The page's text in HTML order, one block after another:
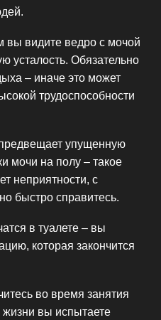
вы видите ведро с мочой
усталость. Обязательно
– иначе это может
трудоспособности
упущенную
мочи на полу – такое
неприятности, с
быстро справитесь.
в туалете – вы
которая закончится
во время занятия
вы испытаете